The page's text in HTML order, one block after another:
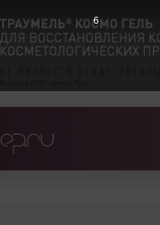
5